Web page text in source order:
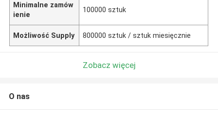
Minimalne zamów
ienie
100000 sztuk
Możliwość Supply 800000 sztuk / sztuk miesięcznie
Zobacz więcej
O nas